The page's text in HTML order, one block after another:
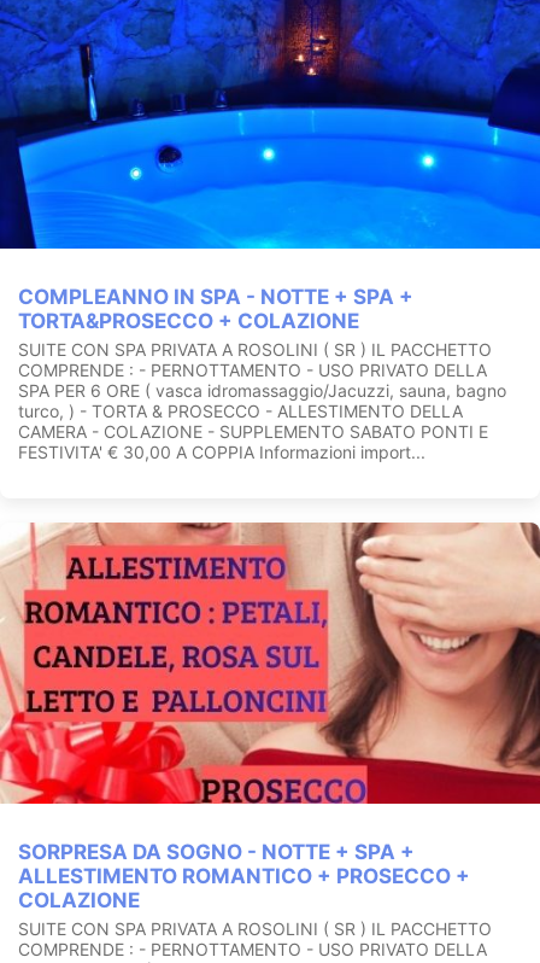
COMPLEANNO IN SPA - NOTTE + SPA +
TORTA&PROSECCO + COLAZIONE
SUITE CON SPA PRIVATA A ROSOLINI ( SR ) IL PACCHETTO
COMPRENDE : - PERNOTTAMENTO - USO PRIVATO DELLA
SPA PER 6 ORE ( vasca idromassaggio/Jacuzzi, sauna, bagno
turco, ) - TORTA & PROSECCO - ALLESTIMENTO DELLA
CAMERA - COLAZIONE - SUPPLEMENTO SABATO PONTI E
FESTIVITA' € 30,00 A COPPIA Informazioni import...
SORPRESA DA SOGNO - NOTTE + SPA +
ALLESTIMENTO ROMANTICO + PROSECCO +
COLAZIONE
SUITE CON SPA PRIVATA A ROSOLINI ( SR ) IL PACCHETTO
COMPRENDE : - PERNOTTAMENTO - USO PRIVATO DELLA